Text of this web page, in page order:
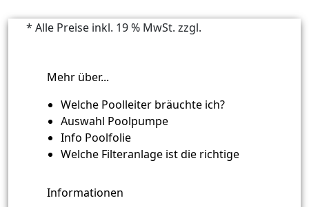
* Alle Preise inkl. 19 % MwSt. zzgl.
Mehr über...
Welche Poolleiter bräuchte ich?
Auswahl Poolpumpe
Info Poolfolie
Welche Filteranlage ist die richtige
Informationen